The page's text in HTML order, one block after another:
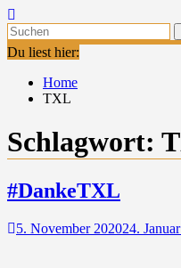
Du liest hier:
Home
TXL
Schlagwort:
#DankeTXL
5. November 202024.